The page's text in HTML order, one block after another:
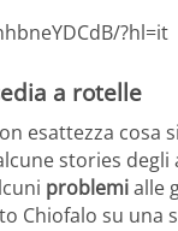
?hl=it
a rotelle
esattezza cosa
stories
problemialle
Chiofalo su una